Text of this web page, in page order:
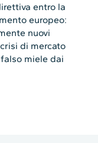
entro la
europeo:
nuovi
di mercato
miele dai